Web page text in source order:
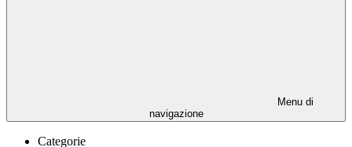
Menu di
navigazione
Categorie